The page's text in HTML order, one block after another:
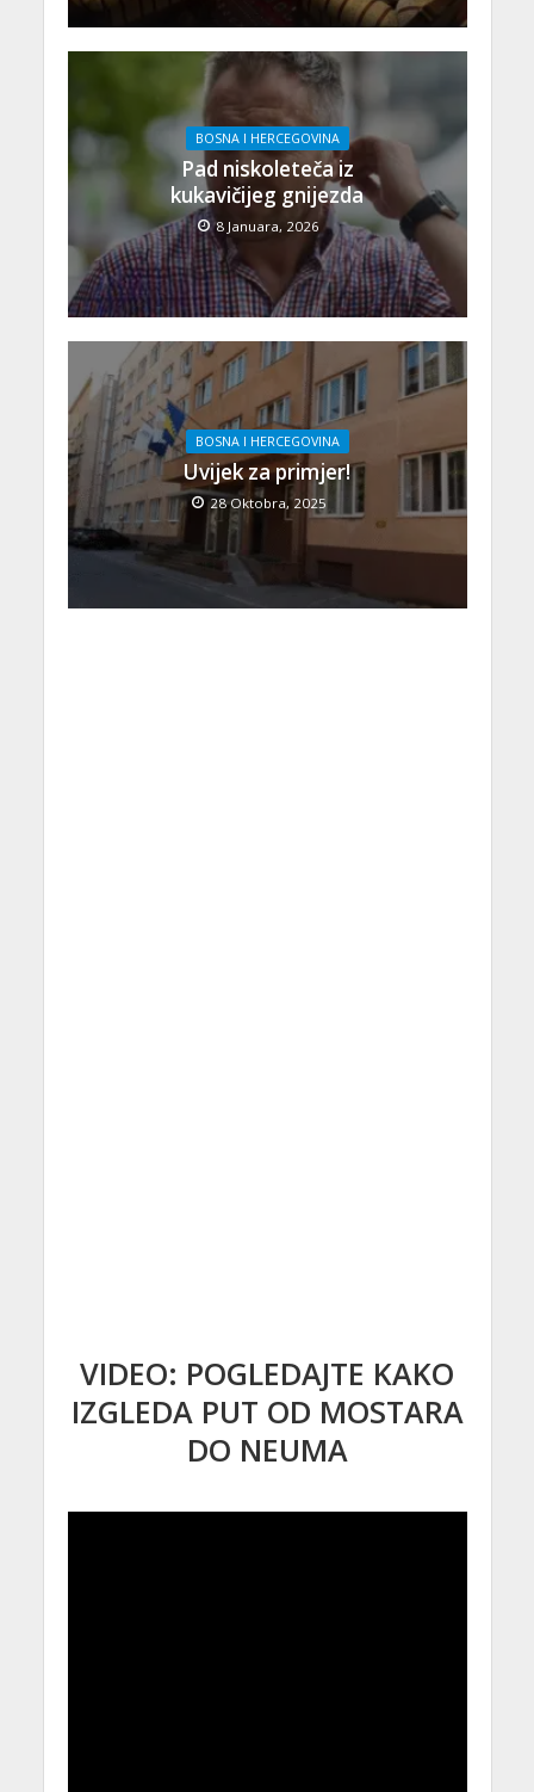
BOSNA I HERCEGOVINA
Pad niskoleteča iz
kukavičijeg gnijezda
8 Januara, 2026
BOSNA I HERCEGOVINA
Uvijek za primjer!
28 Oktobra, 2025
VIDEO: POGLEDAJTE KAKO
IZGLEDA PUT OD MOSTARA
DO NEUMA